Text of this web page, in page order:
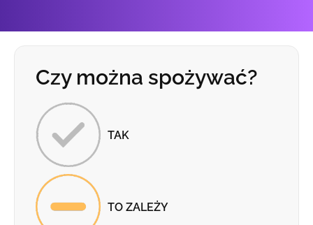
Czy można spożywać?
TAK
TO ZALEŻY